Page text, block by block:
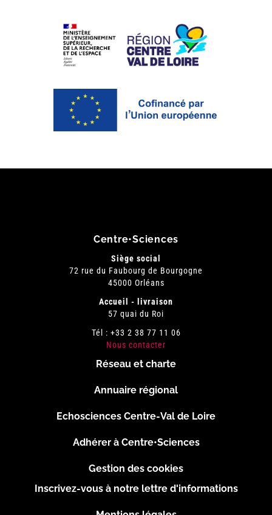
Centre•Sciences
Siège social
72 rue du Faubourg de Bourgogne
45000 Orléans
Accueil - livraison
57 quai du Roi
Tél : +33 2 38 77 11 06
Nous contacter
page
Réseau et charte
Annuaire régional
Echosciences Centre-Val de Loire
Adhérer à Centre•Sciences
Gestion des cookies
Inscrivez-vous à notre lettre d'informations